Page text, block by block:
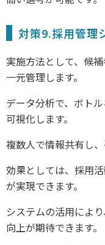
対策9.採用管理
実施方法として、候
一元管理します。
データ分析で、ボト
可視化します。
複数人で情報共有し
効果としては、採用
が実現できます。
システムの活用によ
向上が期待できます。